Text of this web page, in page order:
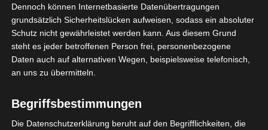
Olympique de
Béjà (OB) 1
El Gawafel
Sportives de
Gafsa (EGSG) 0
Dennoch können Internetbasierte Datenübertragungen
grundsätzlich Sicherheitslücken aufweisen, sodass ein absoluter
Schutz nicht gewährleistet werden kann. Aus diesem Grund
steht es jeder betroffenen Person frei, personenbezogene
Daten auch auf alternativen Wegen, beispielsweise telefonisch,
an uns zu übermitteln.
Begriffsbestimmungen
Die Datenschutzerklärung beruht auf den Begrifflichkeiten, die